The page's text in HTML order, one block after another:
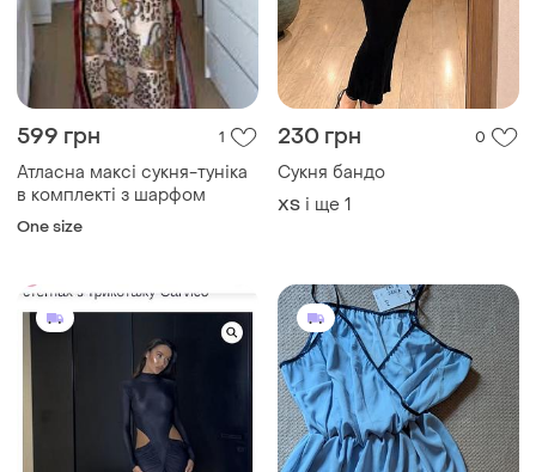
599 грн 1
Атласна максі сукня-туніка
в комплекті з шарфом
One size
230 грн 0
Сукня бандо
ХS і ще 1